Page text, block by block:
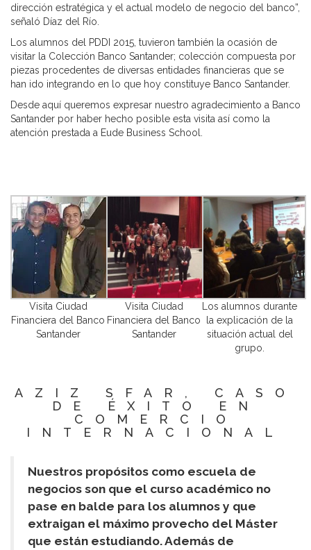
dirección estratégica y el actual modelo de negocio del banco”,
señaló Díaz del Río.
Los alumnos del PDDI 2015, tuvieron también la ocasión de
visitar la Colección Banco Santander; colección compuesta por
piezas procedentes de diversas entidades financieras que se
han ido integrando en lo que hoy constituye Banco Santander.
Desde aquí queremos expresar nuestro agradecimiento a Banco
Santander por haber hecho posible esta visita así como la
atención prestada a Eude Business School.
Visita Ciudad
Financiera del Banco
Santander
Visita Ciudad
Financiera del Banco
Santander
Los alumnos durante
la explicación de la
situación actual del
grupo.
AZIZ SFAR, CASO
DE ÉXITO EN
COMERCIO
INTERNACIONAL
Nuestros propósitos como escuela de
negocios son que el curso académico no
pase en balde para los alumnos y que
extraigan el máximo provecho del Máster
que están estudiando. Además de